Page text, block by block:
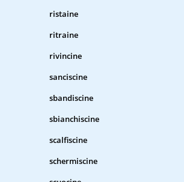
ristaine
ritraine
rivincine
sanciscine
sbandiscine
sbianchiscine
scalfiscine
schermiscine